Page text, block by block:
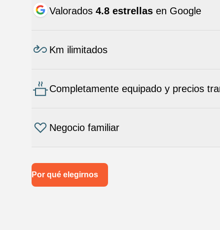
Valorados 4.8 estrellas en Google
Km ilimitados
Completamente equipado y precios
Negocio familiar
Por qué elegirnos